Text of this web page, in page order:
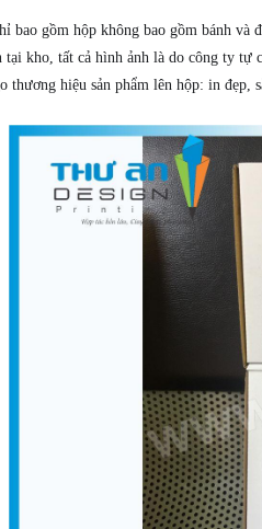
bao gồm hộp không bao gồm bánh và
tại kho, tất cả hình ảnh là do công ty tự
thương hiệu sản phẩm lên hộp: in đẹp,